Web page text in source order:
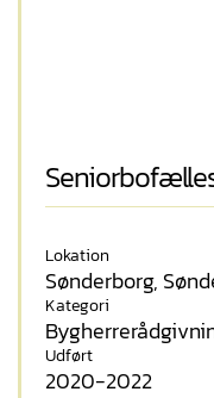
Lokation
Sønderborg,
Kategori
Udført
2020-2022